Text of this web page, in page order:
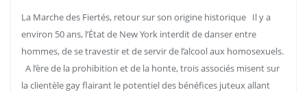
La Marche des Fiertés, retour sur son origine historique Il y a
environ 50 ans, l’État de New York interdit de danser entre
hommes, de se travestir et de servir de l’alcool aux homosexuels.
A l’ère de la prohibition et de la honte, trois associés misent sur
la clientèle gay flairant le potentiel des bénéfices juteux allant